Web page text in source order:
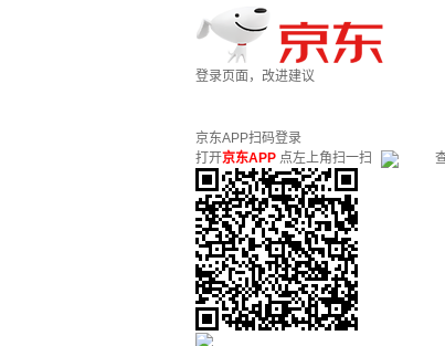
登录页面，改进建议
京东APP扫码登录
打开京东APP 点左上角扫一扫